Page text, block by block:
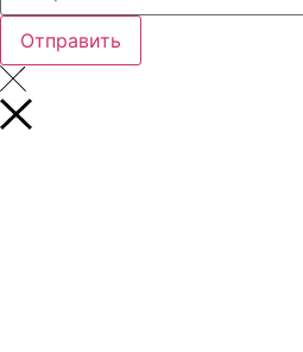
Отправить